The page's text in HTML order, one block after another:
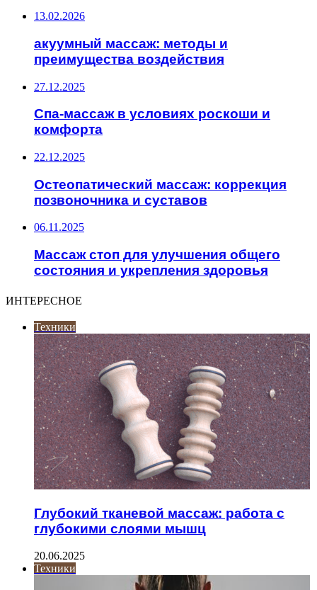
13.02.2026
акуумный массаж: методы и
преимущества воздействия
27.12.2025
Спа-массаж в условиях роскоши и
комфорта
22.12.2025
Остеопатический массаж: коррекция
позвоночника и суставов
06.11.2025
Массаж стоп для улучшения общего
состояния и укрепления здоровья
ИНТЕРЕСНОЕ
Техники
Глубокий тканевой массаж: работа с
глубокими слоями мышц
20.06.2025
Техники